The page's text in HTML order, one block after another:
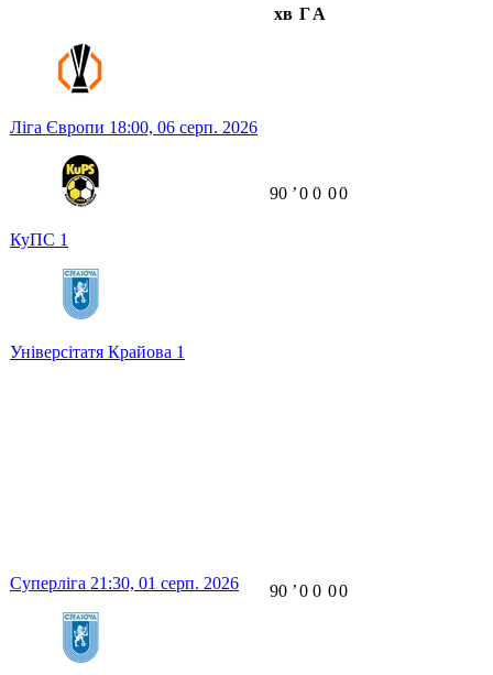
хв ГА
Ліга Європи 18:00, 06 серп. 2026
КуПС 1
Універсітатя Крайова 1
90 ʼ0 0 00
Суперліга 21:30, 01 серп. 2026 90 ʼ0 0 00